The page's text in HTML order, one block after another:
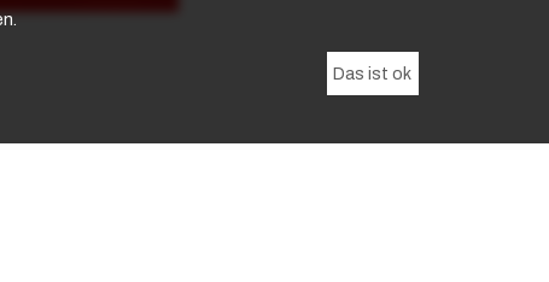
Das ist ok